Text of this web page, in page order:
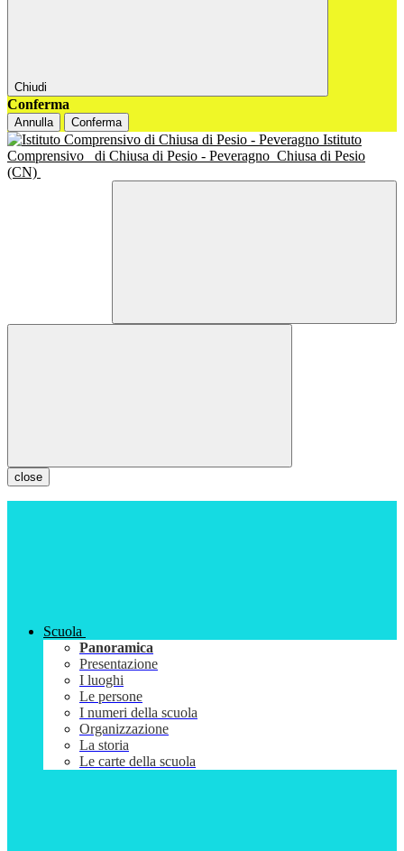
Chiudi
Conferma
Annulla Conferma
Istituto
Comprensivo
di Chiusa di Pesio - Peveragno Chiusa di Pesio
(CN)
close
Scuola
Panoramica
Presentazione
I luoghi
Le persone
I numeri della scuola
Organizzazione
La storia
Le carte della scuola